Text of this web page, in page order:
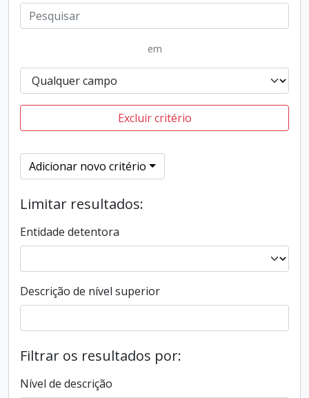
em
Excluir critério
Adicionar novo critério
Limitar resultados:
Entidade detentora
Descrição de nível superior
Filtrar os resultados por:
Nível de descrição